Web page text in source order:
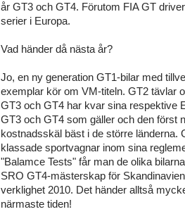
år GT3 och GT4. Förutom FIA GT
serier i Europa.
Vad händer då nästa år?
Jo, en ny generation GT1-bilar med
exemplar kör om VM-titeln. GT2 tävlar
GT3 och GT4 har kvar sina respektive
GT3 och GT4 som gäller och den först
kostnadsskäl bäst i de större länderna.
klassade sportvagnar inom sina
"Balamce Tests" får man de olika
SRO GT4-mästerskap för
verklighet 2010. Det händer alltså
närmaste tiden!